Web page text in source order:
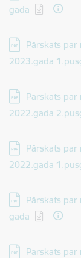
gadā
Lejupielādēt:
Pārskats
2023.gada
Lejupielādēt:
Pārskats
2022.gada
Lejupielādēt:
Pārskats
2022.gada
Lejupielādēt:
Pārskats
gadā
Lejupielādēt:
Pārskats